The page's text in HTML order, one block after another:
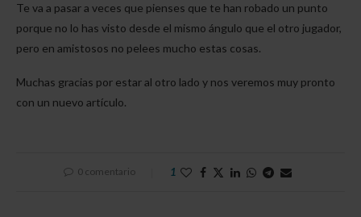
Te va a pasar a veces que pienses que te han robado un punto
porque no lo has visto desde el mismo ángulo que el otro jugador,
pero en amistosos no pelees mucho estas cosas.
Muchas gracias por estar al otro lado y nos veremos muy pronto
con un nuevo artículo.
0 comentario 1